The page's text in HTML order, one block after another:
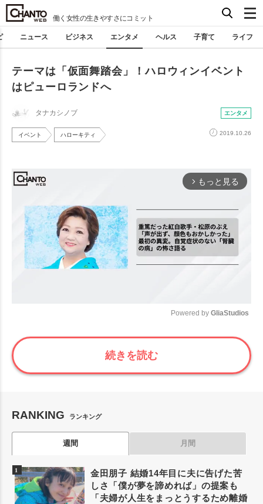
働く女性の生きやすさにコミット
ニュース ビジネス エンタメ ヘルス 子育て ライフ
テーマは「仮面舞踏会」！ハロウィンイベント
はピューロランドへ
タナカシノブ エンタメ
イベント ハローキティ 2019.10.26
arrow_forward_ios もっと見る
Mute
Powered by GliaStudios
続きを読む
RANKING ランキング
週間 月間
金田朋子 結婚14年目に夫に告げた苦
しさ「僕が夢を諦めれば」の提案も
「夫婦が人生をまっとうするため離婚